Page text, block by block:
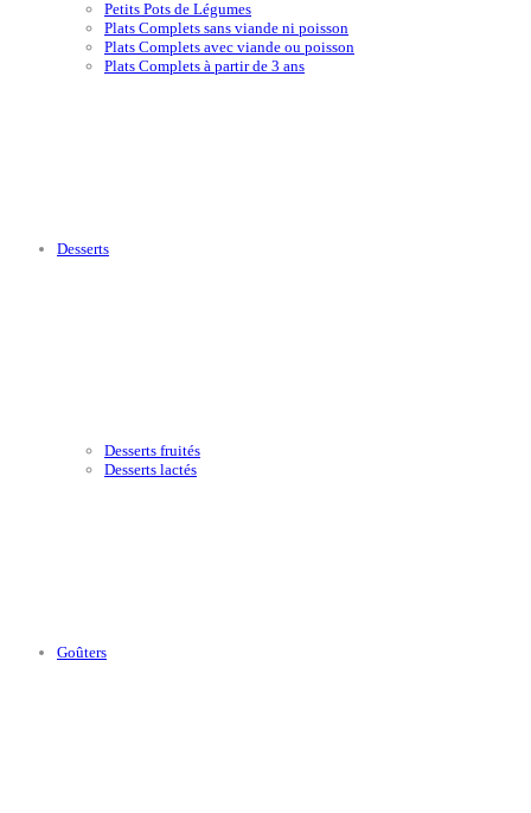
Petits Pots de Légumes
Plats Complets sans viande ni poisson
Plats Complets avec viande ou poisson
Plats Complets à partir de 3 ans
Desserts
Desserts fruités
Desserts lactés
Goûters